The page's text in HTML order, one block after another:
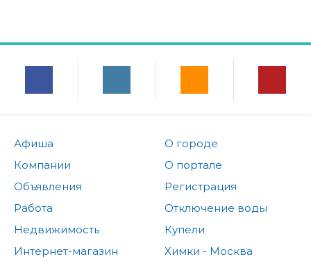
Афиша
Компании
Объявления
Работа
Недвижимость
Интернет-магазин
О городе
О портале
Регистрация
Отключение воды
Купели
Химки - Москва